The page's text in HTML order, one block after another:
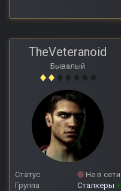
TheVeteranoid
Бывалый
Статус
Не в сети
Группа
Сталкеры +